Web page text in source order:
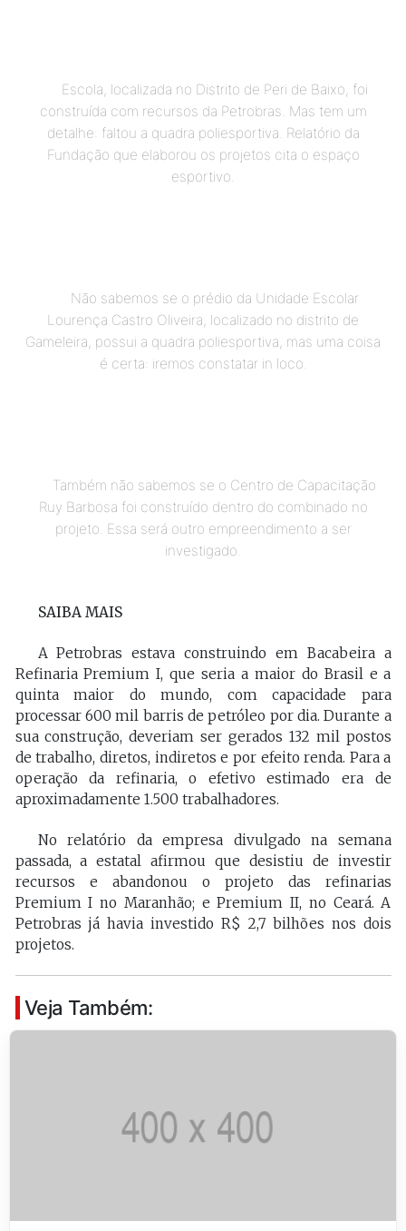
Escola, localizada no Distrito de Peri de Baixo, foi
construída com recursos da Petrobras. Mas tem um
detalhe: faltou a quadra poliesportiva. Relatório da
Fundação que elaborou os projetos cita o espaço
esportivo.
Não sabemos se o prédio da Unidade Escolar
Lourença Castro Oliveira, localizado no distrito de
Gameleira, possui a quadra poliesportiva, mas uma coisa
é certa: iremos constatar in loco.
Também não sabemos se o Centro de Capacitação
Ruy Barbosa foi construído dentro do combinado no
projeto. Essa será outro empreendimento a ser
investigado.
SAIBA MAIS
A Petrobras estava construindo em Bacabeira a
Refinaria Premium I, que seria a maior do Brasil e a
quinta maior do mundo, com capacidade para
processar 600 mil barris de petróleo por dia. Durante a
sua construção, deveriam ser gerados 132 mil postos
de trabalho, diretos, indiretos e por efeito renda. Para a
operação da refinaria, o efetivo estimado era de
aproximadamente 1.500 trabalhadores.
No relatório da empresa divulgado na semana
passada, a estatal afirmou que desistiu de investir
recursos e abandonou o projeto das refinarias
Premium I no Maranhão; e Premium II, no Ceará. A
Petrobras já havia investido R$ 2,7 bilhões nos dois
projetos.
Veja Também: